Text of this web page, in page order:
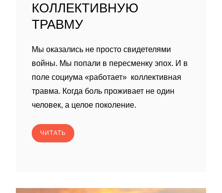
КОЛЛЕКТИВНУЮ
ТРАВМУ
Мы оказались не просто свидетелями
войны. Мы попали в пересменку эпох. И в
поле социума «работает» коллективная
травма. Когда боль проживает не один
человек, а целое поколение.
ЧИТАТЬ